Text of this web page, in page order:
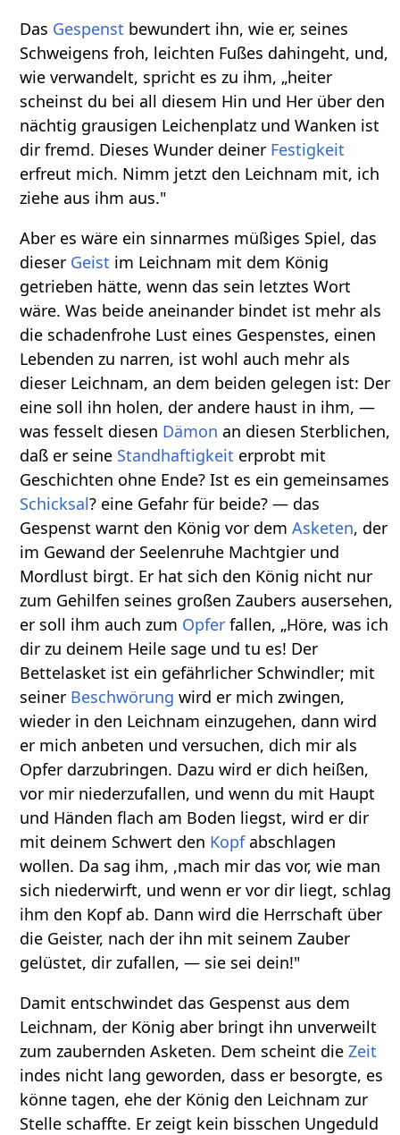
Das Gespenst bewundert ihn, wie er, seines
Schweigens froh, leichten Fußes dahingeht, und,
wie verwandelt, spricht es zu ihm, „heiter
scheinst du bei all diesem Hin und Her über den
nächtig grausigen Leichenplatz und Wanken ist
dir fremd. Dieses Wunder deiner Festigkeit
erfreut mich. Nimm jetzt den Leichnam mit, ich
ziehe aus ihm aus."
Aber es wäre ein sinnarmes müßiges Spiel, das
dieser Geist im Leichnam mit dem König
getrieben hätte, wenn das sein letztes Wort
wäre. Was beide aneinander bindet ist mehr als
die schadenfrohe Lust eines Gespenstes, einen
Lebenden zu narren, ist wohl auch mehr als
dieser Leichnam, an dem beiden gelegen ist: Der
eine soll ihn holen, der andere haust in ihm, —
was fesselt diesen Dämon an diesen Sterblichen,
daß er seine Standhaftigkeit erprobt mit
Geschichten ohne Ende? Ist es ein gemeinsames
Schicksal? eine Gefahr für beide? — das
Gespenst warnt den König vor demAsketen, der
im Gewand der Seelenruhe Machtgier und
Mordlust birgt. Er hat sich den König nicht nur
zum Gehilfen seines großen Zaubers ausersehen,
er soll ihm auch zum Opfer fallen, „Höre, was ich
dir zu deinem Heile sage und tu es! Der
Bettelasket ist ein gefährlicher Schwindler; mit
seiner Beschwörung wird er mich zwingen,
wieder in den Leichnam einzugehen, dann wird
er mich anbeten und versuchen, dich mir als
Opfer darzubringen. Dazu wird er dich heißen,
vor mir niederzufallen, und wenn du mit Haupt
und Händen flach am Boden liegst, wird er dir
mit deinem Schwert den Kopfabschlagen
wollen. Da sag ihm, ,mach mir das vor, wie man
sich niederwirft, und wenn er vor dir liegt, schlag
ihm den Kopf ab. Dann wird die Herrschaft über
die Geister, nach der ihn mit seinem Zauber
gelüstet, dir zufallen, — sie sei dein!"
Damit entschwindet das Gespenst aus dem
Leichnam, der König aber bringt ihn unverweilt
zum zaubernden Asketen. Dem scheint dieZeit
indes nicht lang geworden, dass er besorgte, es
könne tagen, ehe der König den Leichnam zur
Stelle schaffte. Er zeigt kein bisschen Ungeduld